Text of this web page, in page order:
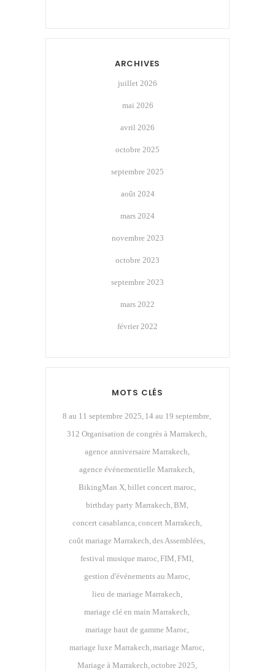
ARCHIVES
juillet 2026
mai 2026
avril 2026
octobre 2025
septembre 2025
août 2024
mars 2024
novembre 2023
octobre 2023
septembre 2023
mars 2022
février 2022
MOTS CLÉS
8 au 11 septembre 2025 14 au 19 septembre
312 Organisation de congrès à Marrakech
agence anniversaire Marrakech
agence événementielle Marrakech
BikingMan X billet concert maroc
birthday party Marrakech BM
concert casablanca concert Marrakech
coût mariage Marrakech des Assemblées
festival musique maroc FIM FMI
gestion d'événements au Maroc
lieu de mariage Marrakech
mariage clé en main Marrakech
mariage haut de gamme Maroc
mariage luxe Marrakech mariage Maroc
Mariage à Marrakech octobre 2025